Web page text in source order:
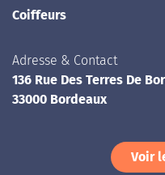
Coiffeurs
Adresse & Contact
136 Rue Des Terres De
33000 Bordeaux
Voir